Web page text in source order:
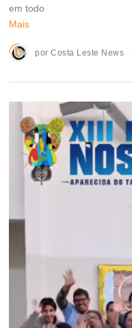
em todo
Mais
porCosta Leste News